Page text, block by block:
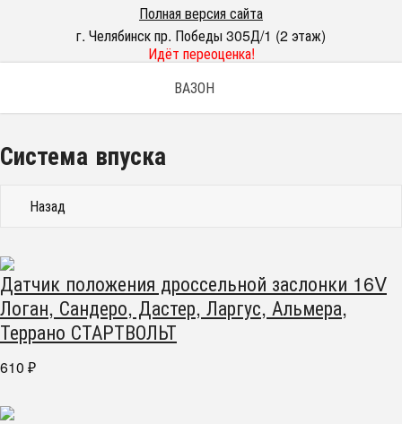
Полная версия сайта
г. Челябинск пр. Победы 305Д/1 (2 этаж)
Идёт переоценка!
ВАЗОН
Система впуска
Назад
Датчик положения дроссельной заслонки 16V
Логан, Сандеро, Дастер, Ларгус, Альмера,
Террано СТАРТВОЛЬТ
610 ₽